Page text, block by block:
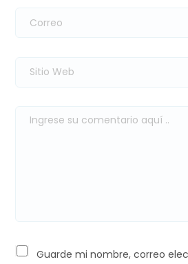
Guarde mi nombre, correo